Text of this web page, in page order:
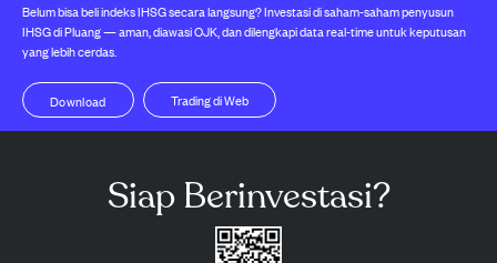
Belum bisa beli indeks IHSG secara langsung? Investasi di saham-saham penyusun
IHSG di Pluang — aman, diawasi OJK, dan dilengkapi data real-time untuk keputusan
yang lebih cerdas.
Trading di Web
Download
Siap Berinvestasi?